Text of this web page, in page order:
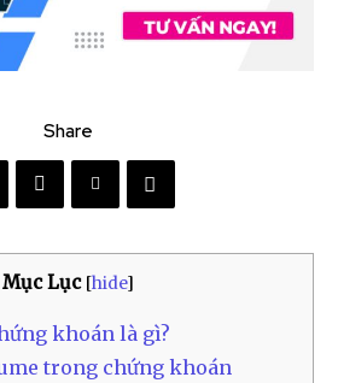
Share
Mục Lục [hide]
khoán là gì?
trong chứng khoán